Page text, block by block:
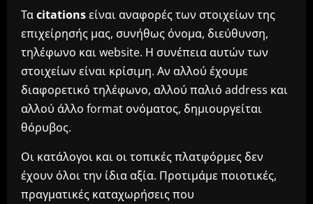
Ταcitationsείναι αναφορές των στοιχείων της
επιχείρησής μας, συνήθως όνομα, διεύθυνση,
τηλέφωνο και website. Η συνέπεια αυτών των
στοιχείων είναι κρίσιμη. Αν αλλού έχουμε
διαφορετικό τηλέφωνο, αλλού παλιό address και
αλλού άλλο format ονόματος, δημιουργείται
θόρυβος.
Οι κατάλογοι και οι τοπικές πλατφόρμες δεν
έχουν όλοι την ίδια αξία. Προτιμάμε ποιοτικές,
πραγματικές καταχωρήσεις που